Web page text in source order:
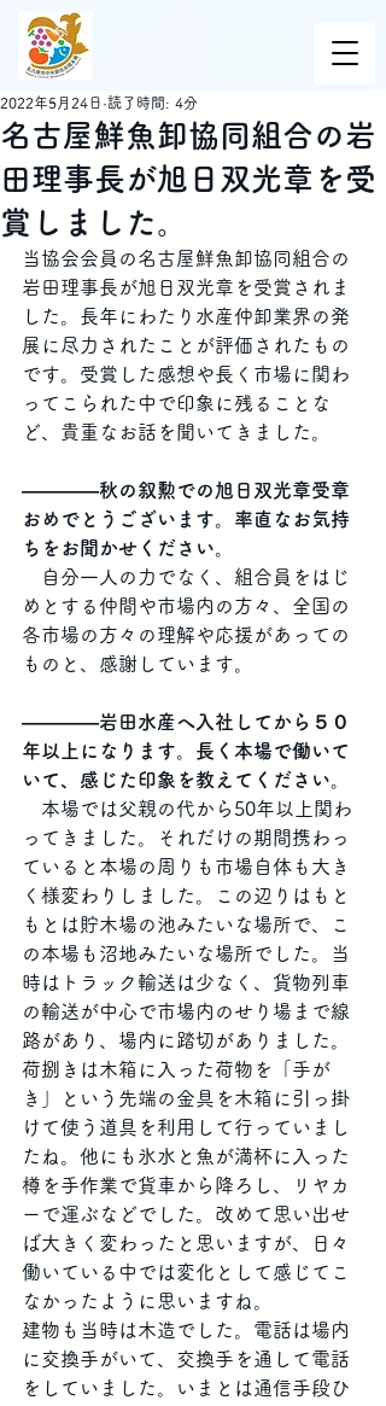
名古屋鮮魚卸協同組合の岩
田理事長が旭日双光章を受
賞しました。
2022年5月24日 読了時間: 4分
当協会会員の名古屋鮮魚卸協同組合の
岩田理事長が旭日双光章を受賞されま
した。長年にわたり水産仲卸業界の発
展に尽力されたことが評価されたもの
です。受賞した感想や長く市場に関わ
ってこられた中で印象に残ることな
ど、貴重なお話を聞いてきました。
――――秋の叙勲での旭日双光章受章
おめでとうございます。率直なお気持
ちをお聞かせください。
自分一人の力でなく、組合員をはじ
めとする仲間や市場内の方々、全国の
各市場の方々の理解や応援があっての
ものと、感謝しています。
――――岩田水産へ入社してから５０
年以上になります。長く本場で働いて
いて、感じた印象を教えてください。
本場では父親の代から50年以上関わ
ってきました。それだけの期間携わっ
ていると本場の周りも市場自体も大き
く様変わりしました。この辺りはもと
もとは貯木場の池みたいな場所で、こ
の本場も沼地みたいな場所でした。当
時はトラック輸送は少なく、貨物列車
の輸送が中心で市場内のせり場まで線
路があり、場内に踏切がありました。
荷捌きは木箱に入った荷物を「手が
き」という先端の金具を木箱に引っ掛
けて使う道具を利用して行っていまし
たね。他にも氷水と魚が満杯に入った
樽を手作業で貨車から降ろし、リヤカ
ーで運ぶなどでした。改めて思い出せ
ば大きく変わったと思いますが、日々
働いている中では変化として感じてこ
なかったように思いますね。
建物も当時は木造でした。電話は場内
に交換手がいて、交換手を通して電話
をしていました。いまとは通信手段ひ